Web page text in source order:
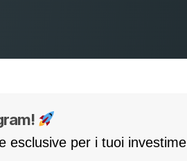
esclusive per i tuoi